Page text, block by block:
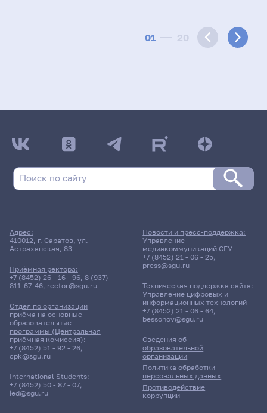
01 20
Адрес:
410012, г. Саратов, ул.
Астраханская, 83
Приёмная ректора:
+7 (8452) 26 - 16 - 96, 8 (937)
811-67-46, rector@sgu.ru
Отдел по организации
приёма на основные
образовательные
программы (Центральная
приёмная комиссия):
+7 (8452) 51 - 92 - 26,
cpk@sgu.ru
International Students:
+7 (8452) 50 - 87 - 07,
ied@sgu.ru
Сведения об
образовательной
организации
Политика обработки
персональных данных
Противодействие
коррупции
Новости и пресс-поддержка:
Управление
медиакоммуникаций СГУ
+7 (8452) 21 - 06 - 25,
press@sgu.ru
Техническая поддержка сайта:
Управление цифровых и
информационных технологий
+7 (8452) 21 - 06 - 64,
bessonov@sgu.ru